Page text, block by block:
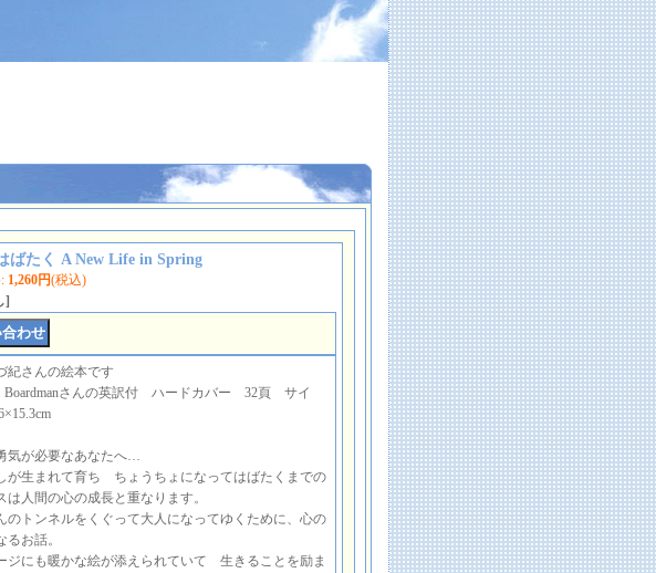
ばたく A New Life in Spring
: 1,260円(税込)
]
紀さんの絵本です
Boardmanさんの英訳付 ハードカバー 32頁 サイ
気が必要なあなたへ…
が生まれて育ち ちょうちょになってはばたくまでの
は人間の心の成長と重なります。
のトンネルをくぐって大人になってゆくために、心の
るお話。
ジにも暖かな絵が添えられていて 生きることを励ま